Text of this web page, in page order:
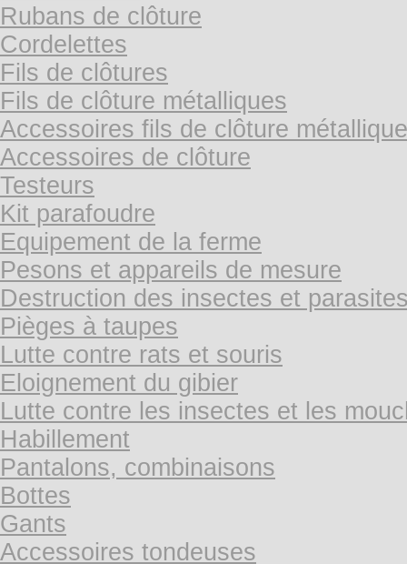
Rubans de clôture
Cordelettes
Fils de clôtures
Fils de clôture métalliques
Accessoires fils de clôture
Accessoires de clôture
Testeurs
Kit parafoudre
Equipement de la ferme
Pesons et appareils de mesure
Destruction des insectes et
Pièges à taupes
Lutte contre rats et souris
Eloignement du gibier
Lutte contre les insectes et les
Habillement
Pantalons, combinaisons
Bottes
Gants
Accessoires tondeuses